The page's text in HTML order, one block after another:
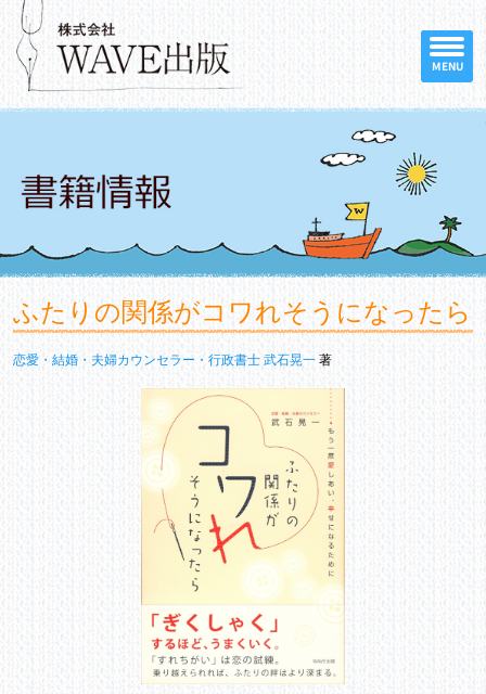
MENU
ふたりの関係がコワれそうになったら
恋愛・結婚・夫婦カウンセラー・行政書士 武石晃一 著